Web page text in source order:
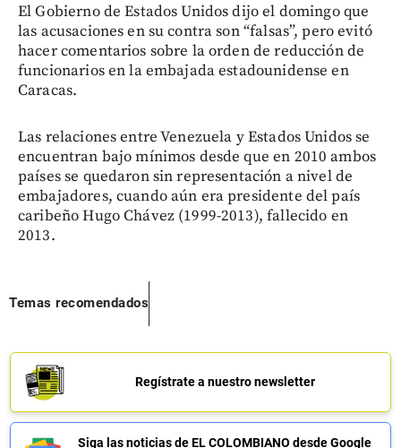
El Gobierno de Estados Unidos dijo el domingo que
las acusaciones en su contra son “falsas”, pero evitó
hacer comentarios sobre la orden de reducción de
funcionarios en la embajada estadounidense en
Caracas.
Las relaciones entre Venezuela y Estados Unidos se
encuentran bajo mínimos desde que en 2010 ambos
países se quedaron sin representación a nivel de
embajadores, cuando aún era presidente del país
caribeño Hugo Chávez (1999-2013), fallecido en
2013.
Temas recomendados
Regístrate a nuestro newsletter
Siga las noticias de EL COLOMBIANO desde Google